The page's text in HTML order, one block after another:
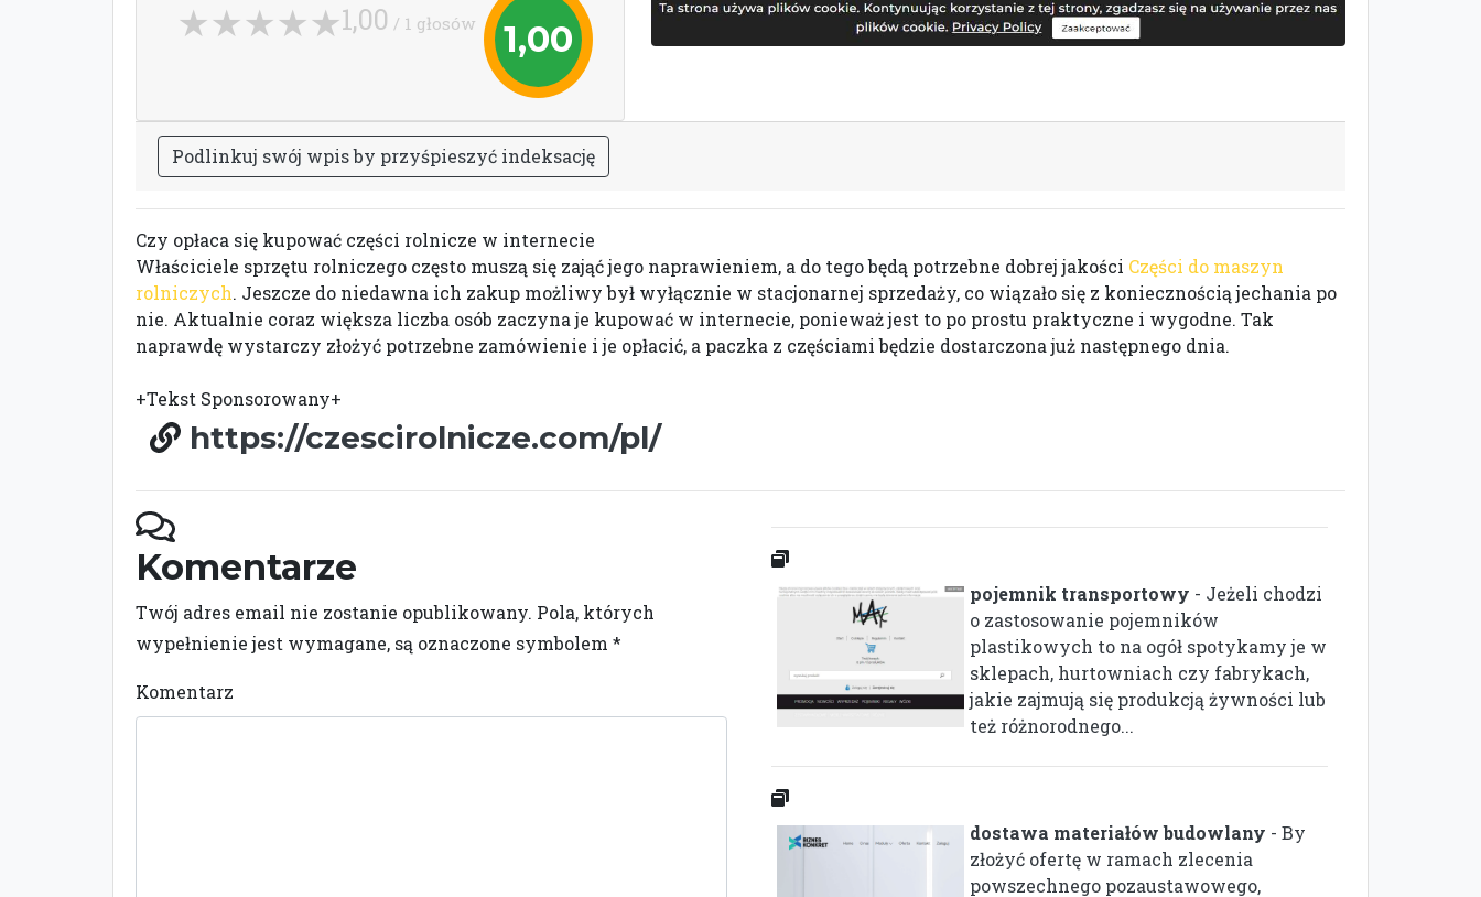
1,00
1,00 / 1 głosów
Podlinkuj swój wpisby przyśpieszyć indeksację
Czy opłaca się kupować części rolnicze w internecie
Właściciele sprzętu rolniczego często muszą się zająć jego naprawieniem, a do tego będą potrzebne dobrej jakości Części do maszyn
rolniczych. Jeszcze do niedawna ich zakup możliwy był wyłącznie w stacjonarnej sprzedaży, co wiązało się z koniecznością jechania po
nie. Aktualnie coraz większa liczba osób zaczyna je kupować w internecie, ponieważ jest to po prostu praktyczne i wygodne. Tak
naprawdę wystarczy złożyć potrzebne zamówienie i je opłacić, a paczka z częściami będzie dostarczona już następnego dnia.
+Tekst Sponsorowany+
https://czescirolnicze.com/pl/
Komentarze
Twój adres email nie zostanie opublikowany. Pola, których
wypełnienie jest wymagane, są oznaczone symbolem *
Komentarz
pojemnik transportowy - Jeżeli chodzi
o zastosowanie pojemników
plastikowych to na ogół spotykamy je w
sklepach, hurtowniach czy fabrykach,
jakie zajmują się produkcją żywności lub
też różnorodnego...
dostawa materiałów budowlany - By
złożyć ofertę w ramach zlecenia
powszechnego pozaustawowego,